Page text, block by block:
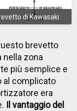
di Kawasaki
brevetto
nella zona
più semplice e
al complicato
era
Il vantaggio del